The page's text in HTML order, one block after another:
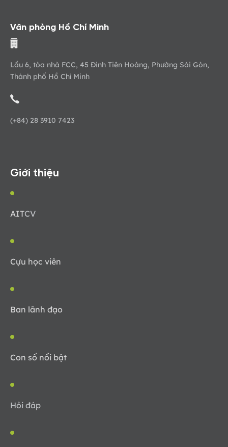
Văn phòng Hồ Chí Minh
Lầu 6, tòa nhà FCC, 45 Đinh Tiên Hoàng, Phường Sài Gòn,
Thành phố Hồ Chí Minh
(+84) 28 3910 7423
Giới thiệu
AITCV
Cựu học viên
Ban lãnh đạo
Con số nổi bật
Hỏi đáp